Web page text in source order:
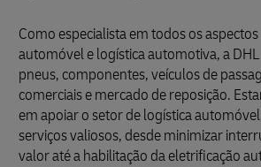
Como especialista em todos os
automóvel e logística automotiva, a
pneus, componentes, veículos de
comerciais e mercado de reposição.
em apoiar o setor de logística
serviços valiosos, desde minimizar
valor até a habilitação da eletrificação